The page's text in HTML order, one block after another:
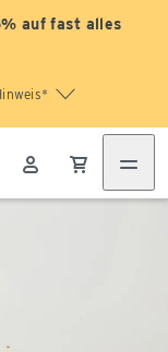
auf fast alles